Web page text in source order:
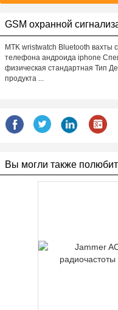
GSM охранной
MTK wristwatch Bluetooth
телефона андроида iphone
физическая стандартная Тип
продукта ...
Вы могли также